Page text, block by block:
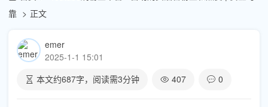
靠
正文
emer
2025-1-1 15:01
本文约687字，阅读需3分钟 407 0